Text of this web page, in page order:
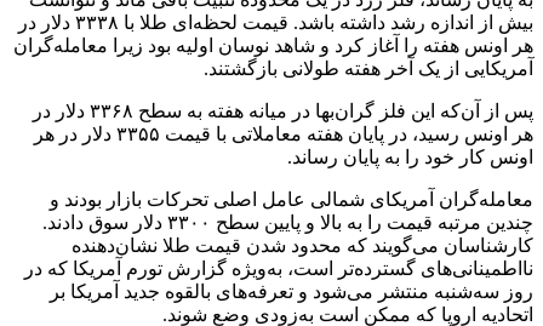
بیش از اندازه رشد داشته باشد. قیمت لحظه‌ای طلا با ۳۳۳۸ دلار در
هر اونس هفته را آغاز کرد و شاهد نوسان اولیه بود زیرا معامله‌گران
آمریکایی از یک آخر هفته طولانی بازگشتند.
پس از آن‌که این فلز گران‌بها در میانه هفته به سطح ۳۳۶۸ دلار در
هر اونس رسید، در پایان هفته معاملاتی با قیمت ۳۳۵۵ دلار در هر
اونس کار خود را به پایان رساند.
معامله‌گران آمریکای شمالی عامل اصلی تحرکات بازار بودند و
چندین مرتبه قیمت را به بالا و پایین سطح ۳۳۰۰ دلار سوق دادند.
کارشناسان می‌گویند که محدود شدن قیمت طلا نشان‌دهنده
نااطمینانی‌های گسترده‌تر است، به‌ویژه گزارش تورم آمریکا که در
روز سه‌شنبه منتشر می‌شود و تعرفه‌های بالقوه جدید آمریکا بر
اتحادیه اروپا که ممکن است به‌زودی وضع شوند.